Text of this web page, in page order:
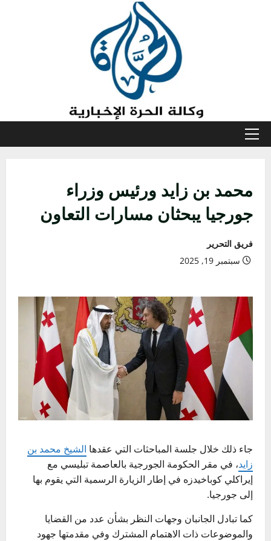
القائمة
محمد بن زايد ورئيس وزراء
جورجيا يبحثان مسارات التعاون
فريق التحرير
سبتمبر 19, 2025
جاء ذلك خلال جلسة المباحثات التي عقدها الشيخ محمد بن
زايد، في مقر الحكومة الجورجية بالعاصمة تبليسي مع
إيراكلي كوباخيدزه في إطار الزيارة الرسمية التي يقوم بها
إلى جورجيا.
كما تبادل الجانبان وجهات النظر بشأن عدد من القضايا
والموضوعات ذات الاهتمام المشترك وفي مقدمتها جهود